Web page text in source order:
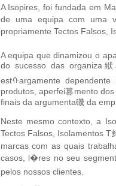
A Isopires, foi fundada em
de uma equipa com uma
propriamente Tectos Falsos,
A equipa que dinamizou o
do sucesso das organiza
estᠬargamente
produtos, aperfei篡mento
finais da argumenta磯 da
Neste mesmo contexto, a
Tectos Falsos, Isolamentos T
marcas com as quais
casos, l�res no seu
pelos nossos clientes.